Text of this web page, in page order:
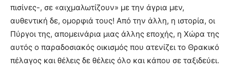
πισίνες-, σε «αιχμαλωτίζουν» με την άγρια μεν,
αυθεντική δε, ομορφιά τους! Από την άλλη, η ιστορία, οι
Πύργοι της, απομεινάρια μιας άλλης εποχής, η Χώρα της
αυτός ο παραδοσιακός οικισμός που ατενίζει το Θρακικό
πέλαγος και θέλεις δε θέλεις όλο και κάπου σε ταξιδεύει.